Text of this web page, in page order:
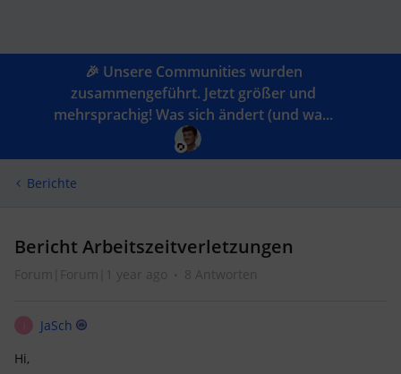
🎉 Unsere Communities wurden
zusammengeführt. Jetzt größer und
mehrsprachig! Was sich ändert (und wa...
Berichte
Bericht Arbeitszeitverletzungen
Forum|Forum|1 year ago 8 Antworten
JaSch
Hi,